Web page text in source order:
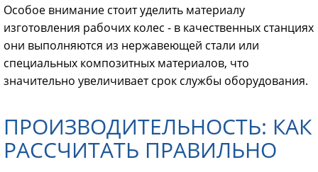
Особое внимание стоит уделить материалу
изготовления рабочих колес - в качественных станциях
они выполняются из нержавеющей стали или
специальных композитных материалов, что
значительно увеличивает срок службы оборудования.
ПРОИЗВОДИТЕЛЬНОСТЬ: КАК
РАССЧИТАТЬ ПРАВИЛЬНО